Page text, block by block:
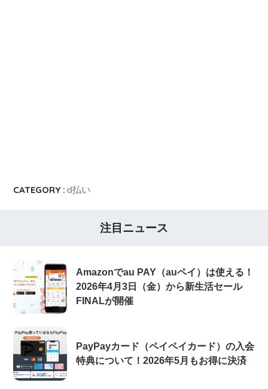
CATEGORY : d払い
注目ニュース
Amazonでau PAY（auペイ）は使える！
2026年4月3日（金）から新生活セール
FINALが開催
PayPayカード（ペイペイカード）の入会
特典について！2026年5月もお得に決済